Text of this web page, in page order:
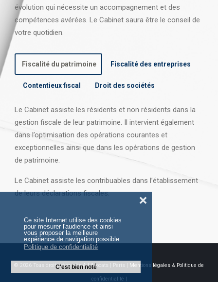
Ce site Internet utilise des cookies
pour mesurer l'audience et ainsi
vous proposer la meilleure
expérience de navigation possible.
Politique de confidentialité
C'est bien noté
❌
évolution qui nécessite un accompagnement et des
compétences avérées. Le Cabinet saura être le conseil de
votre quotidien.
Fiscalité du patrimoine Fiscalité des entreprises
Contentieux fiscal Droit des sociétés
Le Cabinet assiste les résidents et non résidents dans la
gestion fiscale de leur patrimoine. Il intervient également
dans l’optimisation des opérations courantes et
exceptionnelles ainsi que dans les opérations de gestion
de patrimoine.
Le Cabinet assiste les contribuables dans l’établissement
de leurs déclarations fiscales.
© 2026 Tous droits réservés AJ Avocats | Paris | Mentions légales & Politique de
confidentialité |